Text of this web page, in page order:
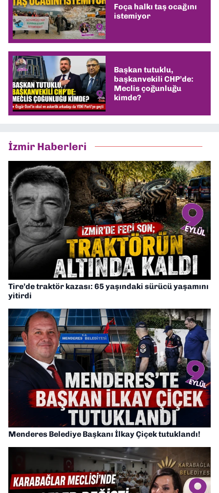
Foça halkı taş ocağını
istemiyor
Başkan tutuklu,
başkanvekili CHP’de:
Meclis çoğunluğu
kimde?
İzmir Haberleri
Tire’de traktör kazası: 65 yaşındaki sürücü yaşamını
yitirdi
Menderes Belediye Başkanı İlkay Çiçek tutuklandı!